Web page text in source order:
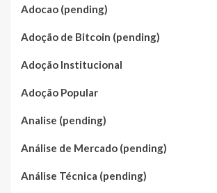
Adocao (pending)
Adoção de Bitcoin (pending)
Adoção Institucional
Adoção Popular
Analise (pending)
Análise de Mercado (pending)
Análise Técnica (pending)